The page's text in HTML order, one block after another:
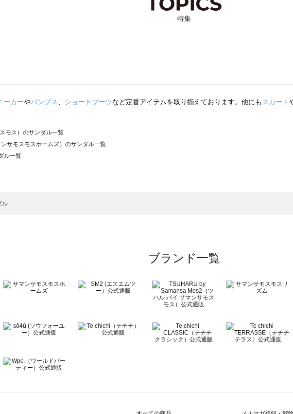
特集
ーカーやパンプス ショートブーツなど定番アイテムを取り揃えております。他にも スカート
モス）のサンダル一覧
サモスモスホームズ）のサンダル一覧
ル一覧
ツハルバイサマンサモスモス）のサンダル一覧
サモスモス ラーゴム）のサンダル一覧
ルー）のサンダル一覧
サンダル一覧
ル
ブランド一覧